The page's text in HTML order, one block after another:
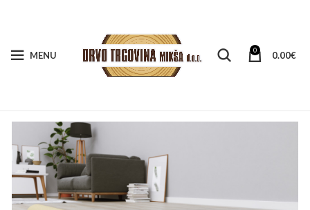
MENU 0 0.00€